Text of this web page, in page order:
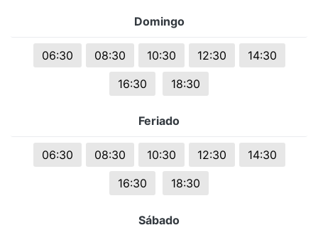
Domingo
06:30 08:30 10:30 12:30
14:30
16:30
18:30
Feriado
06:30 08:30 10:30 12:30
14:30
16:30
18:30
Sábado